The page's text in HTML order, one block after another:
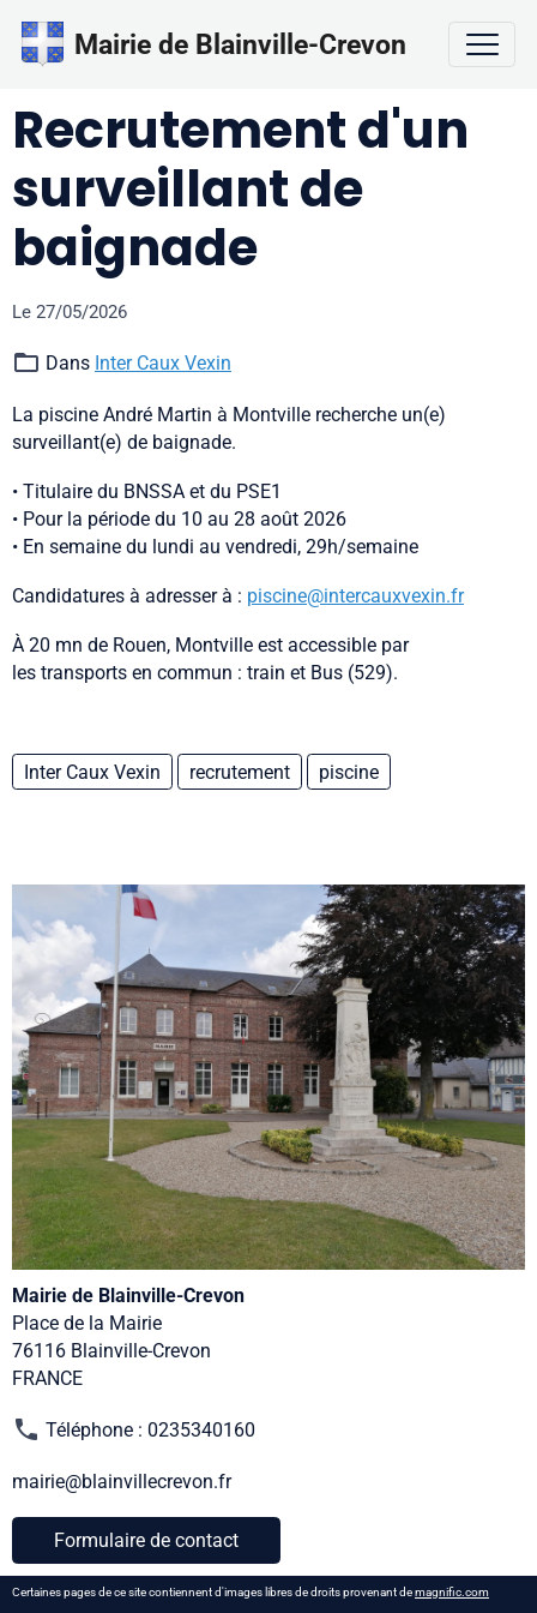
Mairie de Blainville-Crevon
Recrutement d'un
surveillant de
baignade
Le 27/05/2026
Dans Inter Caux Vexin
La piscine André Martin à Montville recherche un(e)
surveillant(e) de baignade.
• Titulaire du BNSSA et du PSE1
• Pour la période du 10 au 28 août 2026
• En semaine du lundi au vendredi, 29h/semaine
Candidatures à adresser à : piscine@intercauxvexin.fr
À 20 mn de Rouen, Montville est accessible par
les transports en commun : train et Bus (529).
Inter Caux Vexin recrutement piscine
Mairie de Blainville-Crevon
Place de la Mairie
76116 Blainville-Crevon
FRANCE
Téléphone : 0235340160
mairie@blainvillecrevon.fr
Formulaire de contact
Certaines pages de ce site contiennent d'images libres de droits provenant demagnific.com